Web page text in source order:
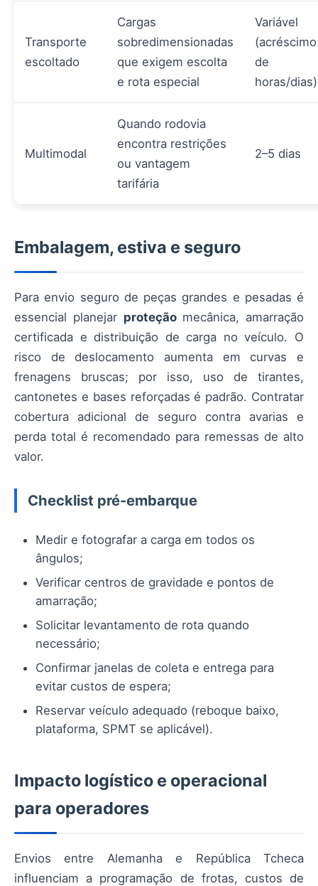
Transporte
escoltado
Cargas
sobredimensionadas
que exigem escolta
e rota especial
Variável
(acréscimo
de
horas/dias)
Multimodal
Quando rodovia
encontra restrições
ou vantagem
tarifária
2–5 dias
Embalagem, estiva e seguro
Para envio seguro de peças grandes e pesadas é
essencial planejar proteçãomecânica, amarração
certificada e distribuição de carga no veículo. O
risco de deslocamento aumenta em curvas e
frenagens bruscas; por isso, uso de tirantes,
cantonetes e bases reforçadas é padrão. Contratar
cobertura adicional de seguro contra avarias e
perda total é recomendado para remessas de alto
valor.
Checklist pré-embarque
Medir e fotografar a carga em todos os
ângulos;
Verificar centros de gravidade e pontos de
amarração;
Solicitar levantamento de rota quando
necessário;
Confirmar janelas de coleta e entrega para
evitar custos de espera;
Reservar veículo adequado (reboque baixo,
plataforma, SPMT se aplicável).
Impacto logístico e operacional
para operadores
Envios entre Alemanha e República Tcheca
influenciam a programação de frotas, custos de